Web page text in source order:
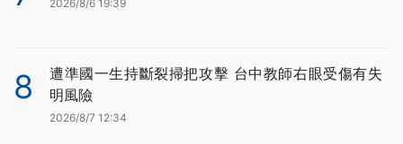
2026/8/6 19:39
8
遭準國一生持斷裂掃把攻擊 台中教師右眼受傷有失
明風險
2026/8/7 12:34